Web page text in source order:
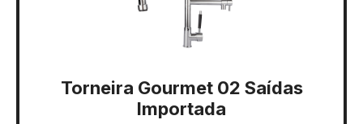
Torneira Gourmet 02 Saídas
Importada